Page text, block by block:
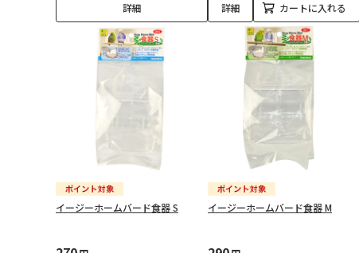
詳細 詳細 カートに入れる
イージーホームバード食器 S イージーホームバード食器 M